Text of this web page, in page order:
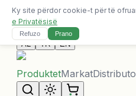
Dërgesa falas për porosi
Na Kontaktoni
AL TR EN
ProduktetMarkat
Ky site përdor cookie-t për të
e Privatësisë
Refuzo Prano